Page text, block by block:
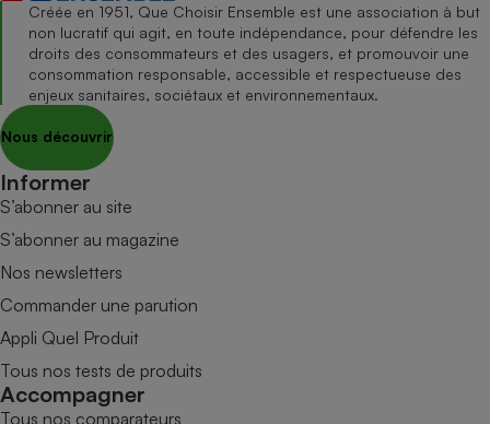
Créée en 1951, Que Choisir Ensemble est une association à but
non lucratif qui agit, en toute indépendance, pour défendre les
droits des consommateurs et des usagers, et promouvoir une
consommation responsable, accessible et respectueuse des
enjeux sanitaires, sociétaux et environnementaux.
Nous découvrir
Informer
S’abonner au site
S’abonner au magazine
Nos newsletters
Commander une parution
Appli Quel Produit
Tous nos tests de produits
Accompagner
Tous nos comparateurs